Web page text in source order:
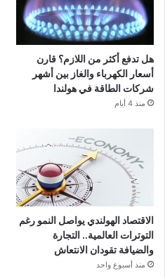
هل تدفع أكثر من اللازم؟ قارن
أسعار الكهرباء والغاز بين أشهر
شركات الطاقة في هولندا
منذ 4 أيام
الاقتصاد الهولندي يواصل النمو رغم
التوترات العالمية.. التجارة
والضيافة تقودان الانتعاش
منذ أسبوع واحد